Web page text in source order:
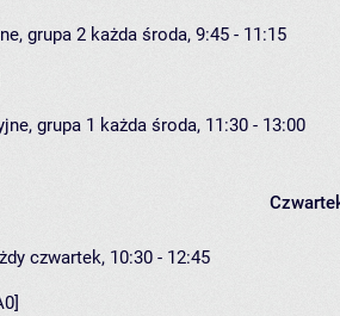
grupa 2 każda środa, 9:45 - 11:15
grupa 1 każda środa, 11:30 - 13:00
czwartek, 10:30 - 12:45